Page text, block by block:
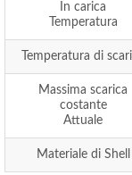
In carica
Temperatura
Temperatura di
Massima scarica
costante
Attuale
Materiale di Shell